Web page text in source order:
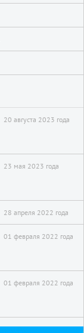
20 августа 2023 года
23 мая 2023 года
28 апреля 2022 года
01 февраля 2022 года
01 февраля 2022 года